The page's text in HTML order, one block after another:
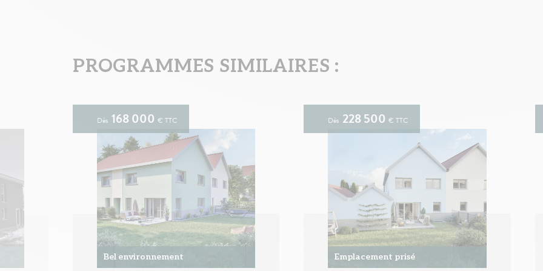
PROGRAMMES SIMILAIRES :
Dès 168 000 € TTC
Bel environnement
Dès 228 500 € TTC
Emplacement prisé